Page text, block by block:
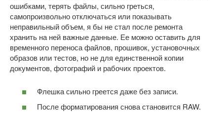
ошибками, терять файлы, сильно греться,
самопроизвольно отключаться или показывать
неправильный объем, я бы не стал после ремонта
хранить на ней важные данные. Ее можно оставить для
временного переноса файлов, прошивок, установочных
образов или тестов, но не для единственной копии
документов, фотографий и рабочих проектов.
Флешка сильно греется даже без записи.
После форматирования снова становится RAW.